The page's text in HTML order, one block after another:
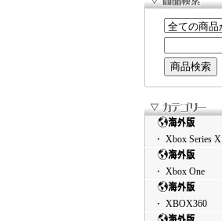
・ Xbox Series X
・ Xbox One
・ XBOX360